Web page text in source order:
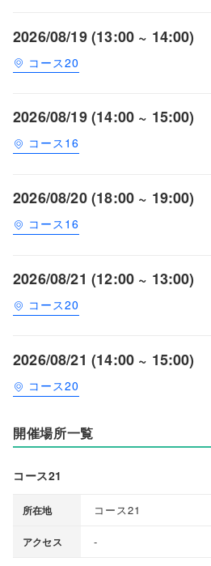
2026/08/19 (13:00 ~ 14:00)
コース20
2026/08/19 (14:00 ~ 15:00)
コース16
2026/08/20 (18:00 ~ 19:00)
コース16
2026/08/21 (12:00 ~ 13:00)
コース20
2026/08/21 (14:00 ~ 15:00)
コース20
開催場所一覧
コース21
所在地 コース21
アクセス -